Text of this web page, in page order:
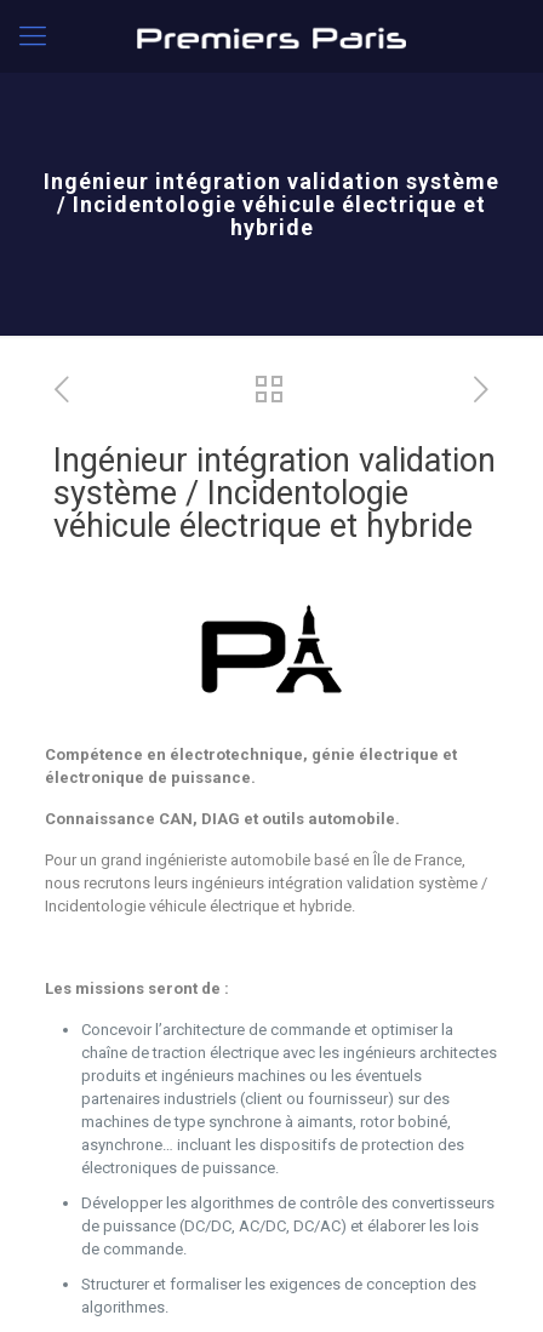
Ingénieur intégration validation système
/ Incidentologie véhicule électrique et
hybride
Ingénieur intégration validation
système / Incidentologie
véhicule électrique et hybride
Compétence en électrotechnique, génie électrique et
électronique de puissance.
Connaissance CAN, DIAG et outils automobile.
Pour un grand ingénieriste automobile basé en Île de France,
nous recrutons leurs ingénieurs intégration validation système /
Incidentologie véhicule électrique et hybride.
Les missions seront de :
Concevoir l’architecture de commande et optimiser la
chaîne de traction électrique avec les ingénieurs architectes
produits et ingénieurs machines ou les éventuels
partenaires industriels (client ou fournisseur) sur des
machines de type synchrone à aimants, rotor bobiné,
asynchrone… incluant les dispositifs de protection des
électroniques de puissance.
Développer les algorithmes de contrôle des convertisseurs
de puissance (DC/DC, AC/DC, DC/AC) et élaborer les lois
de commande.
Structurer et formaliser les exigences de conception des
algorithmes.